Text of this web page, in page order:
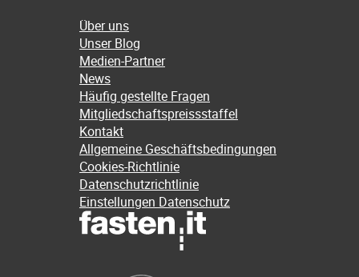
Über uns
Unser Blog
Medien-Partner
News
Häufig gestellte Fragen
Mitgliedschaftspreissstaffel
Kontakt
Allgemeine Geschäftsbedingungen
Cookies-Richtlinie
Datenschutzrichtlinie
Einstellungen Datenschutz